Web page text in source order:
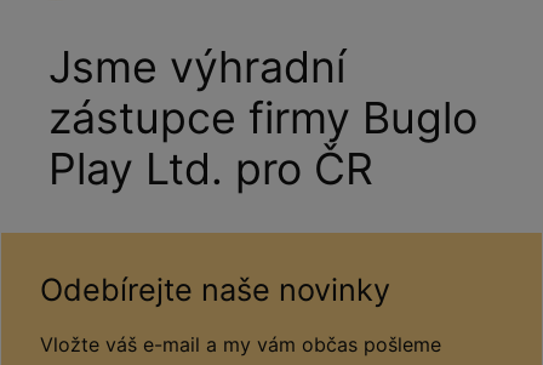
Jsme výhradní
zástupce firmy Buglo
Play Ltd. pro ČR
Odebírejte naše novinky
Vložte váš e-mail a my vám občas pošleme